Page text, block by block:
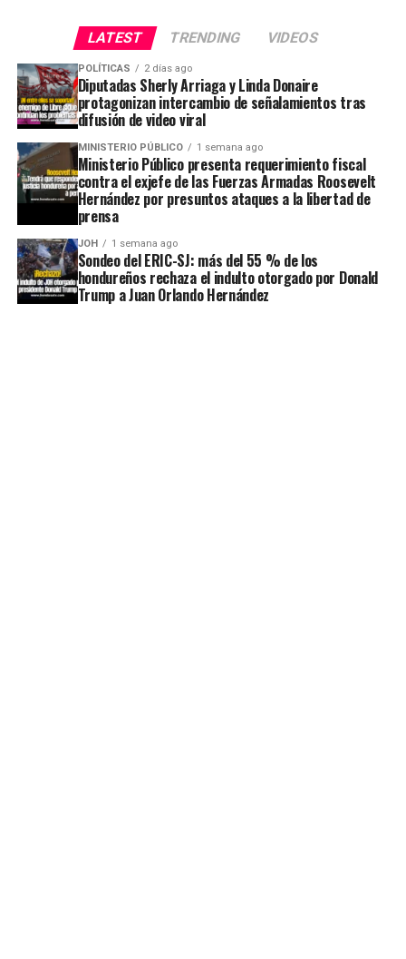
LATEST TRENDING VIDEOS
POLÍTICAS 2 días ago
Diputadas Sherly Arriaga y Linda Donaire
protagonizan intercambio de señalamientos tras
difusión de video viral
MINISTERIO PÚBLICO 1 semana ago
Ministerio Público presenta requerimiento fiscal
contra el exjefe de las Fuerzas Armadas Roosevelt
Hernández por presuntos ataques a la libertad de
prensa
JOH 1 semana ago
Sondeo del ERIC-SJ: más del 55 % de los
hondureños rechaza el indulto otorgado por Donald
Trump a Juan Orlando Hernández